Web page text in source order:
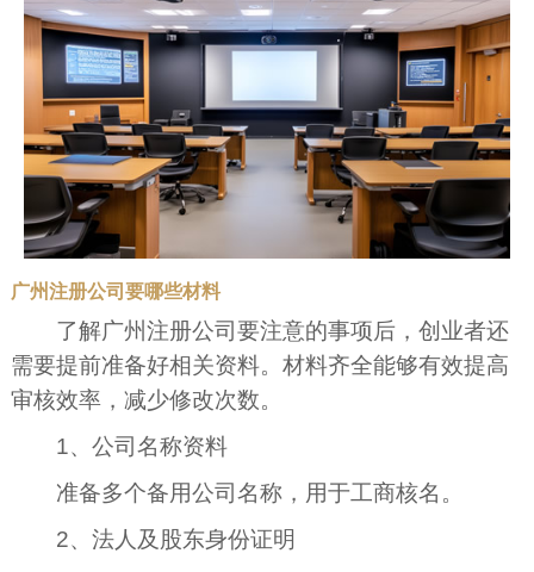
广州注册公司要哪些材料
了解广州注册公司要注意的事项后，创业者还
需要提前准备好相关资料。材料齐全能够有效提高
审核效率，减少修改次数。
1、公司名称资料
准备多个备用公司名称，用于工商核名。
2、法人及股东身份证明